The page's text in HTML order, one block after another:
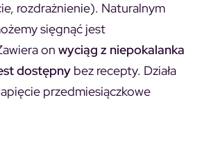
rozdrażnienie). Naturalnym
sięgnąć jest
on wyciąg z niepokalanka
dostępny bez recepty. Działa
przedmiesiączkowe